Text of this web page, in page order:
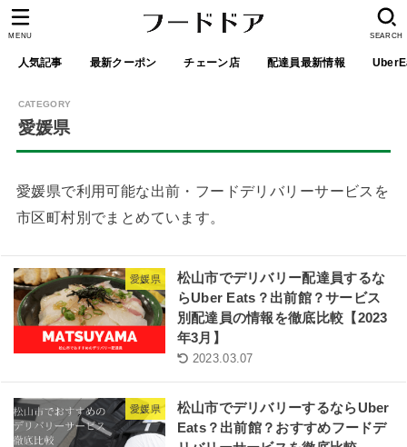
人気記事 最新クーポン チェーン店 配達員最新情報
SEARCH
MENU
愛媛県
愛媛県で利用可能な出前・フードデリバリーサービスを
市区町村別でまとめています。
愛媛県
松山市でデリバリー配達員するな
らUber Eats？出前館？サービス
別配達員の情報を徹底比較【2023
年3月】
2023.03.07
愛媛県
松山市でデリバリーするならUber
Eats？出前館？おすすめフードデ